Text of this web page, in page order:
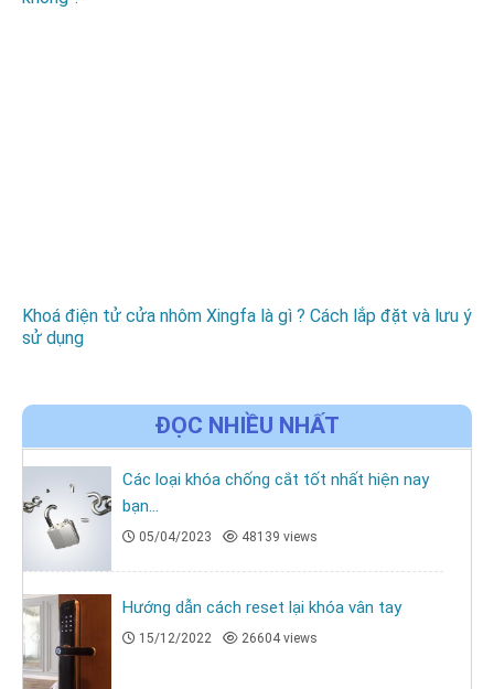
Khoá điện tử cửa nhôm Xingfa là gì ? Cách lắp đặt và lưu ý
sử dụng
ĐỌC NHIỀU NHẤT
Các loại khóa chống cắt tốt nhất hiện nay
bạn...
05/04/2023 48139 views
Hướng dẫn cách reset lại khóa vân tay
15/12/2022 26604 views